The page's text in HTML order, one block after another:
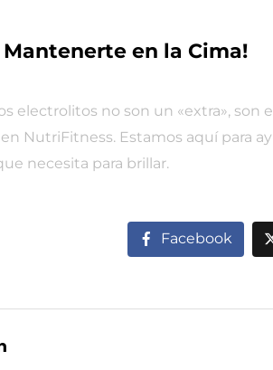
en la Cima!
electrolitos no son un «extra», son
NutriFitness. Estamos aquí para
necesita para brillar.
Facebook